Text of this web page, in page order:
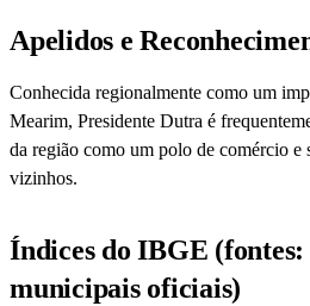
Apelidos e
Conhecida regionalmente como um
Mearim, Presidente Dutra é
da região como um polo de comércio e
vizinhos.
Índices do IBGE
municipais oficiais)